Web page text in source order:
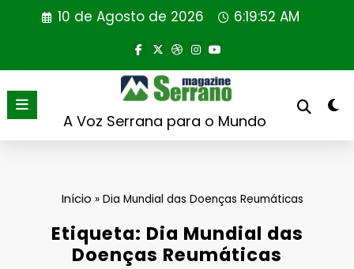
10 de Agosto de 2026 6:19:52 AM
A Voz Serrana para o Mundo
Início » Dia Mundial das Doenças Reumáticas
Etiqueta: Dia Mundial das
Doenças Reumáticas